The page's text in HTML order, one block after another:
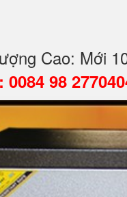
Cao: Mới
98